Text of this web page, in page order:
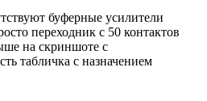
буферные усилители
переходник с 50 контактов
на скриншоте с
табличка с назначением